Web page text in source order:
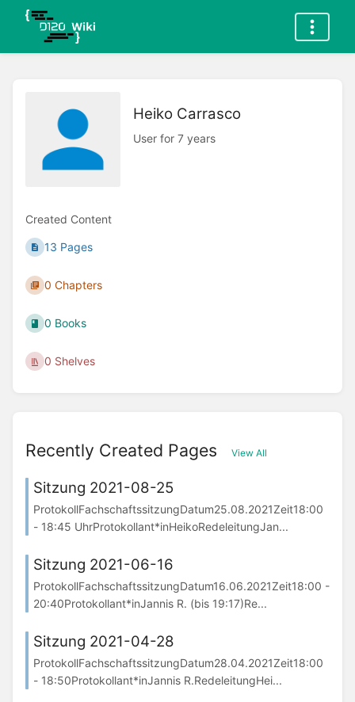
Heiko Carrasco
User for 7 years
Created Content
13 Pages
0 Chapters
0 Books
0 Shelves
Recently Created Pages View All
Sitzung 2021-08-25
ProtokollFachschaftssitzungDatum25.08.2021Zeit18:00
- 18:45 UhrProtokollant*inHeikoRedeleitungJan...
Sitzung 2021-06-16
ProtokollFachschaftssitzungDatum16.06.2021Zeit18:00 -
20:40Protokollant*inJannis R. (bis 19:17)Re...
Sitzung 2021-04-28
ProtokollFachschaftssitzungDatum28.04.2021Zeit18:00
- 18:50Protokollant*inJannis R.RedeleitungHei...